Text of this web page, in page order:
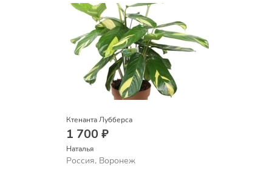
Ктенанта Лубберса
1 700 ₽
Наталья
Россия, Воронеж